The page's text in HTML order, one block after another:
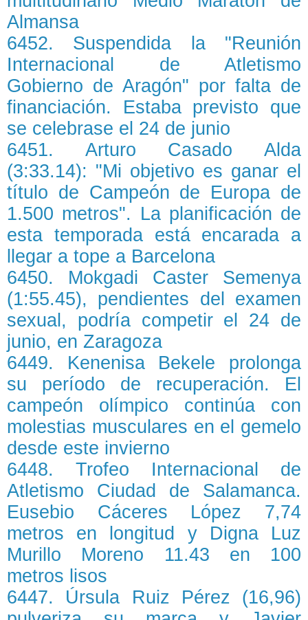
Almansa
6452. Suspendida la "Reunión
Internacional de Atletismo
Gobierno de Aragón" por falta de
financiación. Estaba previsto que
se celebrase el 24 de junio
6451. Arturo Casado Alda
(3:33.14): "Mi objetivo es ganar el
título de Campeón de Europa de
1.500 metros". La planificación de
esta temporada está encarada a
llegar a tope a Barcelona
6450. Mokgadi Caster Semenya
(1:55.45), pendientes del examen
sexual, podría competir el 24 de
junio, en Zaragoza
6449. Kenenisa Bekele prolonga
su período de recuperación. El
campeón olímpico continúa con
molestias musculares en el gemelo
desde este invierno
6448. Trofeo Internacional de
Atletismo Ciudad de Salamanca.
Eusebio Cáceres López 7,74
metros en longitud y Digna Luz
Murillo Moreno 11.43 en 100
metros lisos
6447. Úrsula Ruiz Pérez (16,96)